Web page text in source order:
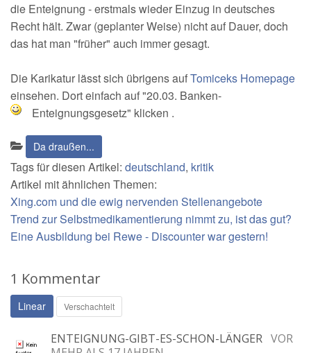
die Enteignung - erstmals wieder Einzug in deutsches
Recht hält. Zwar (geplanter Weise) nicht auf Dauer, doch
das hat man "früher" auch immer gesagt.
Die Karikatur lässt sich übrigens aufTomiceks Homepage
einsehen. Dort einfach auf "20.03. Banken-
Enteignungsgesetz" klicken .
Kategorien:
Da draußen...
Tags für diesen Artikel: deutschland, kritik
Artikel mit ähnlichen Themen:
Xing.com und die ewig nervenden Stellenangebote
Trend zur Selbstmedikamentierung nimmt zu, ist das gut?
Eine Ausbildung bei Rewe - Discounter war gestern!
1 Kommentar
Linear Verschachtelt
ENTEIGNUNG-GIBT-ES-SCHON-LÄNGER VOR